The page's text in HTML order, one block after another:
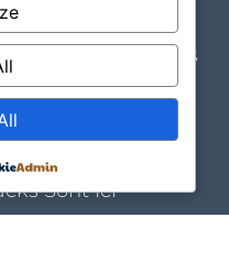
Des Hacks Et Des
Mettant Ce Site
Sont Ici